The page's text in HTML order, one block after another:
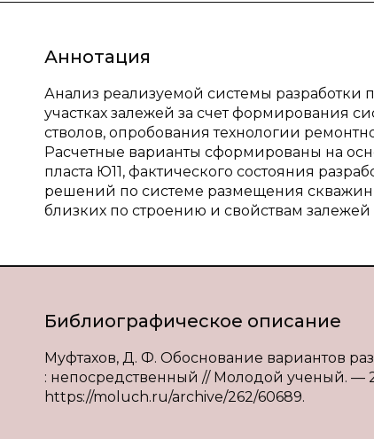
Аннотация
Анализ реализуемой системы разработки
участках залежей за счет формирования
стволов, опробования технологии
Расчетные варианты сформированы на
пласта Ю11, фактического состояния
решений по системе размещения скважин
близких по строению и свойствам
Библиографическое описание
Муфтахов, Д. Ф. Обоснование вариантов
: непосредственный // Молодой ученый. —
https://moluch.ru/archive/262/60689.